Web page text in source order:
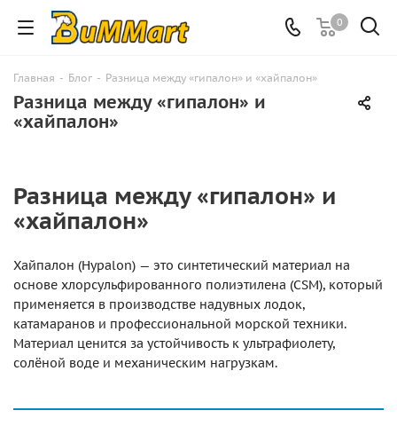
0
Главная - Блог - Разница между «гипалон» и «хайпалон»
Разница между «гипалон» и
«хайпалон»
Разница между «гипалон» и
«хайпалон»
Хайпалон (Hypalon) — это синтетический материал на
основе хлорсульфированного полиэтилена (CSM), который
применяется в производстве надувных лодок,
катамаранов и профессиональной морской техники.
Материал ценится за устойчивость к ультрафиолету,
солёной воде и механическим нагрузкам.